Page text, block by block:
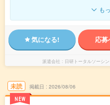
も
気になる! 応
派遣会社 日研トータルソーシ
未読
NEW
掲載日 2026/08/06